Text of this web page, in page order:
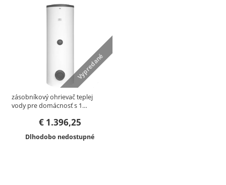
Vypredané
zásobníkový ohrievač teplej
vody pre domácnosť s 1…
€1.396,25
Dostupnosť:
Dlhodobo nedostupné